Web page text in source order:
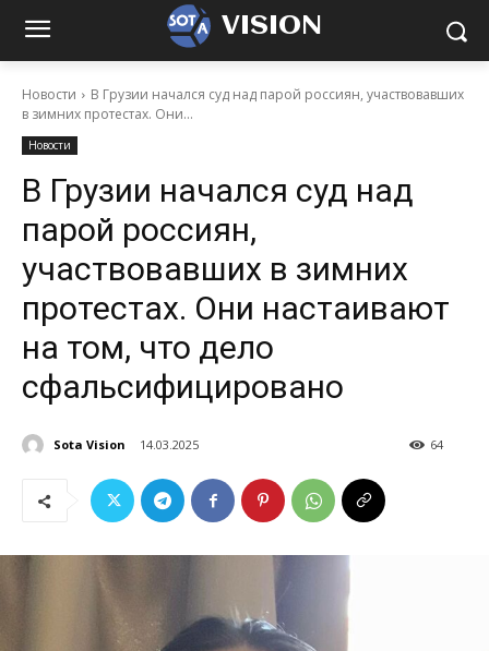
VISION
Новости
В Грузии начался суд над парой россиян, участвовавших
в зимних протестах. Они...
Новости
В Грузии начался суд над
парой россиян,
участвовавших в зимних
протестах. Они настаивают
на том, что дело
сфальсифицировано
Sota Vision 14.03.2025 64